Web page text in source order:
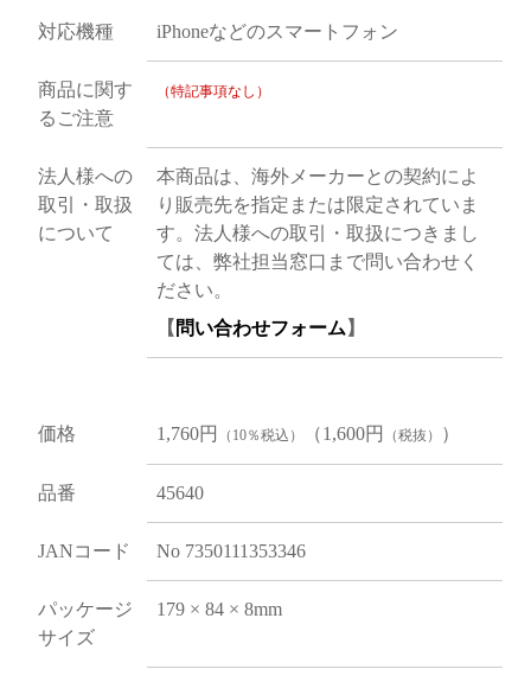
対応機種 iPhoneなどのスマートフォン
商品に関す
るご注意
（特記事項なし）
法人様への
取引・取扱
について
本商品は、海外メーカーとの契約によ
り販売先を指定または限定されていま
す。法人様への取引・取扱につきまし
ては、弊社担当窓口まで問い合わせく
ださい。
【 問い合わせフォーム 】
価格 1,760円 （10％税込） （1,600円 （税抜） ）
品番 45640
JANコード No 7350111353346
パッケージ
サイズ
179 × 84 × 8mm